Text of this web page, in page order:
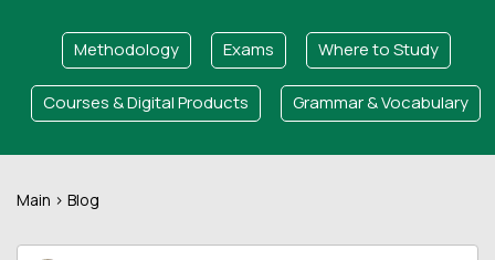
Methodology Exams Where to Study
Courses & Digital Products Grammar & Vocabulary
Main > Blog